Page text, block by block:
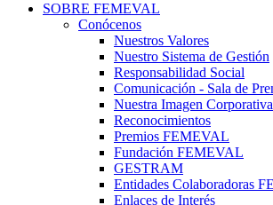
SOBRE FEMEVAL
Conócenos
Nuestros Valores
Nuestro Sistema de Gestión
Responsabilidad Social
Comunicación - Sala de
Nuestra Imagen Corporativa
Reconocimientos
Premios FEMEVAL
Fundación FEMEVAL
GESTRAM
Entidades Colaboradoras
Enlaces de Interés